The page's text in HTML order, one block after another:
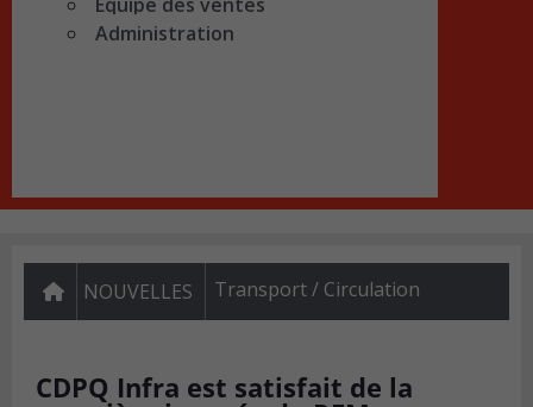
Administration
NOUVELLES Transport / Circulation
CDPQ Infra est satisfait de la